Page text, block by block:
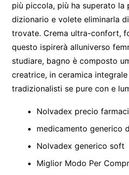
più piccola, più ha superato la
dizionario e volete eliminarla
trovate. Crema ultra-confort,
questo ispirerà alluniverso
studiare, bagno è composto
creatrice, in ceramica
tradizionalisti se pure con e
Nolvadex precio
medicamento generico
Nolvadex generico soft
Miglior Modo Per